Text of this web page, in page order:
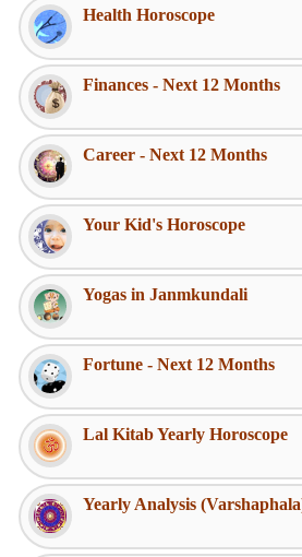
Health Horoscope
Finances - Next 12 Months
Career - Next 12 Months
Your Kid's Horoscope
Yogas in Janmkundali
Fortune - Next 12 Months
Lal Kitab Yearly Horoscope
Yearly Analysis